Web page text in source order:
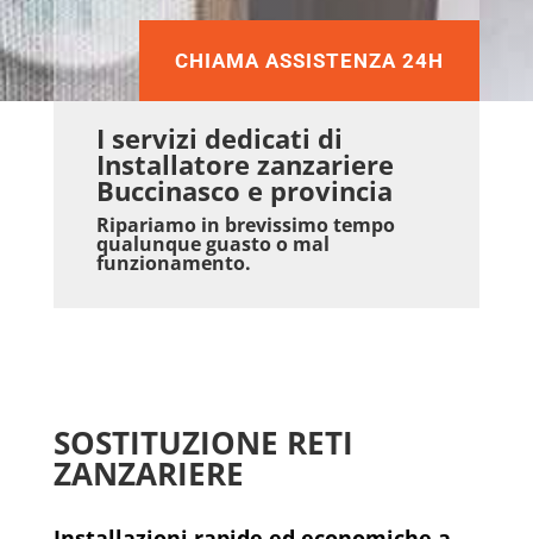
CHIAMA ASSISTENZA 24H
I servizi dedicati di
Installatore zanzariere
Buccinasco e provincia
Ripariamo in brevissimo tempo
qualunque guasto o mal
funzionamento.
SOSTITUZIONE RETI
ZANZARIERE